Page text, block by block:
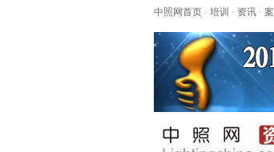
中照网首页 - 培训 - 资讯 -